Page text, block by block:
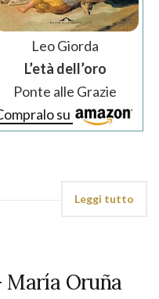
Leo Giorda
L’età dell’oro
Ponte alle Grazie
su
Leggi tutto
Oruña